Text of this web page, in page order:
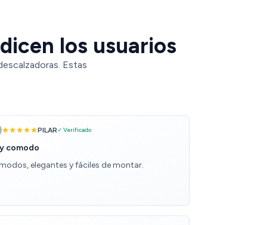
los usuarios
Estas
PILAR✓ Verificado
comodo
elegantes y fáciles de montar.